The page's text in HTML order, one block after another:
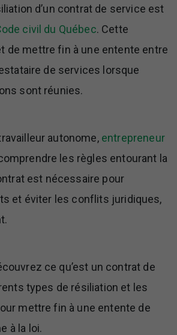
d’un contrat de service est
civil du Québec. Cette
de mettre fin à une entente entre
de services lorsque
sont réunies.
autonome, entrepreneur
les règles entourant la
est nécessaire pour
et éviter les conflits juridiques,
ce qu’est un contrat de
types de résiliation et les
mettre fin à une entente de
à la loi.